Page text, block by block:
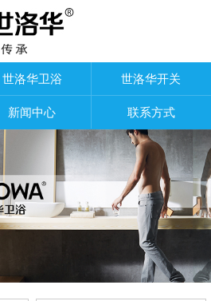
世洛华卫浴 世洛华开关
新闻中心 联系方式